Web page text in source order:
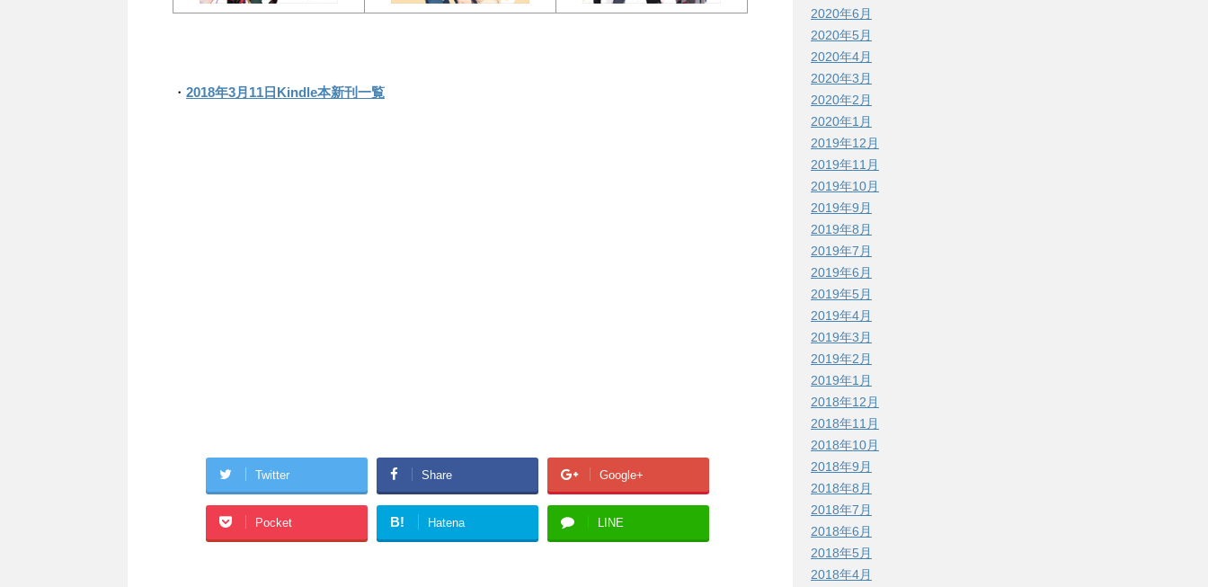
・ 2018年3月11日Kindle本新刊一覧
Twitter Share Google+
Pocket B! Hatena LINE
2020年6月
2020年5月
2020年4月
2020年3月
2020年2月
2020年1月
2019年12月
2019年11月
2019年10月
2019年9月
2019年8月
2019年7月
2019年6月
2019年5月
2019年4月
2019年3月
2019年2月
2019年1月
2018年12月
2018年11月
2018年10月
2018年9月
2018年8月
2018年7月
2018年6月
2018年5月
2018年4月